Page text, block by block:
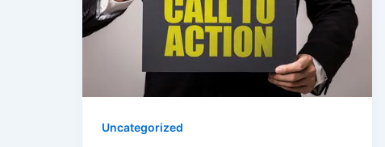
Uncategorized